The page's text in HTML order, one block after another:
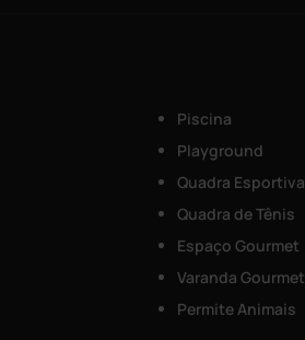
Piscina
Playground
Quadra Esportiva
Quadra de Tênis
Espaço Gourmet
Varanda Gourmet
Permite Animais